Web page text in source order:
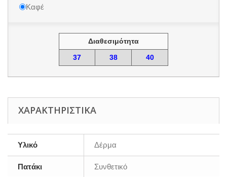
Καφέ
Διαθεσιμότητα
37
38 40
ΧΑΡΑΚΤΗΡΙΣΤΙΚΆ
Υλικό Δέρμα
Πατάκι Συνθετικό